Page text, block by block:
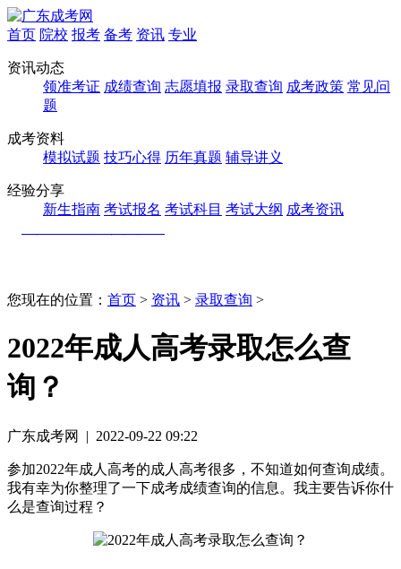
首页 院校 报考 备考 资讯 专业
资讯动态
领准考证 成绩查询 志愿填报 录取查询 成考政策 常见问
题
成考资料
模拟试题 技巧心得 历年真题 辅导讲义
经验分享
新生指南 考试报名 考试科目 考试大纲 成考资讯
您现在的位置： 首页 > 资讯 > 录取查询 >
2022年成人高考录取怎么查
询？
广东成考网 | 2022-09-22 09:22
参加2022年成人高考的成人高考很多，不知道如何查询成绩。
我有幸为你整理了一下成考成绩查询的信息。我主要告诉你什
么是查询过程？